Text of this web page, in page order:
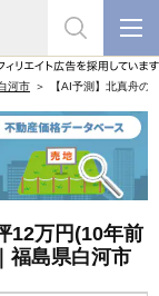
河市 【AI予測】北真舟
12万円(10年前
福島県白河市